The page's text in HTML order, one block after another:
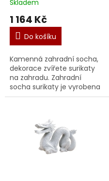
Skladem
1 164 Kč
Do košíku
Kamenná zahradní socha,
dekorace zvířete surikaty
na zahradu. Zahradní
socha surikaty je vyrobena
z umělého pískovce.